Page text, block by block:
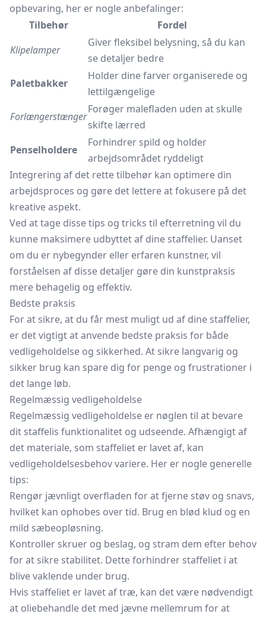
opbevaring, her er nogle anbefalinger:
Tilbehør
Fordel
Klipelamper
Giver fleksibel belysning, så du kan
se detaljer bedre
Paletbakker
Holder dine farver organiserede og
lettilgængelige
Forlængerstænger
Forøger malefladen uden at skulle
skifte lærred
Penselholdere
Forhindrer spild og holder
arbejdsområdet ryddeligt
Integrering af det rette tilbehør kan optimere din
arbejdsproces og gøre det lettere at fokusere på det
kreative aspekt.
Ved at tage disse tips og tricks til efterretning vil du
kunne maksimere udbyttet af dine staffelier. Uanset
om du er nybegynder eller erfaren kunstner, vil
forståelsen af disse detaljer gøre din kunstpraksis
mere behagelig og effektiv.
Bedste praksis
For at sikre, at du får mest muligt ud af dine staffelier,
er det vigtigt at anvende bedste praksis for både
vedligeholdelse og sikkerhed. At sikre langvarig og
sikker brug kan spare dig for penge og frustrationer i
det lange løb.
Regelmæssig vedligeholdelse
Regelmæssig vedligeholdelse er nøglen til at bevare
dit staffelis funktionalitet og udseende. Afhængigt af
det materiale, som staffeliet er lavet af, kan
vedligeholdelsesbehov variere. Her er nogle generelle
tips:
Rengør jævnligt overfladen for at fjerne støv og snavs,
hvilket kan ophobes over tid. Brug en blød klud og en
mild sæbeopløsning.
Kontroller skruer og beslag, og stram dem efter behov
for at sikre stabilitet. Dette forhindrer staffeliet i at
blive vaklende under brug.
Hvis staffeliet er lavet af træ, kan det være nødvendigt
at oliebehandle det med jævne mellemrum for at